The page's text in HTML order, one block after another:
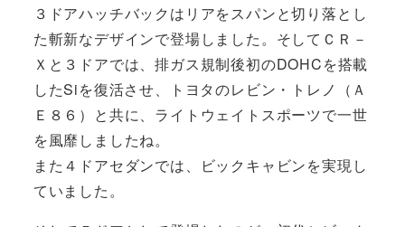
３ドアハッチバックはリアをスパンと切り落とし
た斬新なデザインで登場しました。そしてＣＲ－
Ｘと３ドアでは、排ガス規制後初のDOHCを搭載
したSiを復活させ、トヨタのレビン・トレノ（Ａ
Ｅ８６）と共に、ライトウェイトスポーツで一世
を風靡しましたね。
また４ドアセダンでは、ビックキャビンを実現し
ていました。